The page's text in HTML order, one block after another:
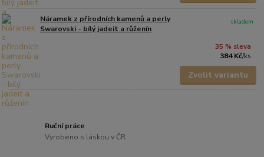
Náramek z přírodních kamenů a perly
Swarovski - bílý jadeit a růženín
35 % sleva
384 Kč/ks
skladem
Zvolit variantu
Ruční práce
Vyrobeno s láskou v ČR